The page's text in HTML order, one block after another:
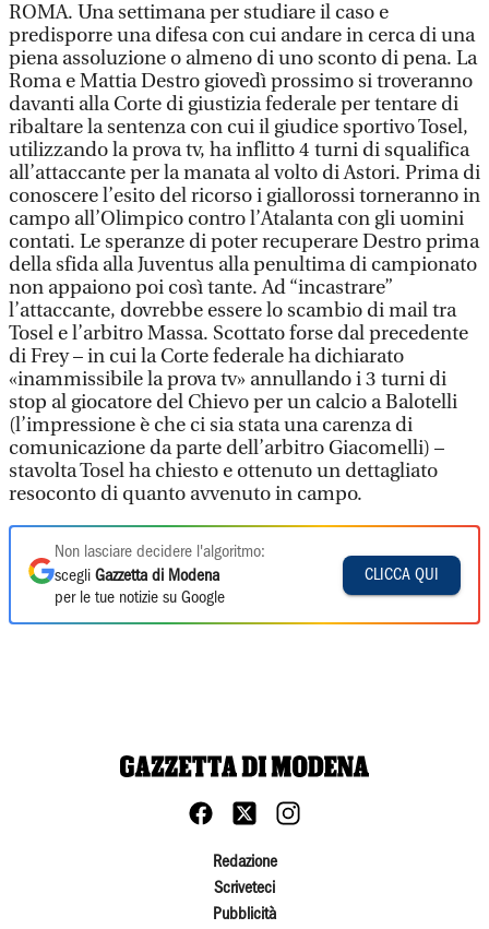
ROMA. Una settimana per studiare il caso e
predisporre una difesa con cui andare in cerca di una
piena assoluzione o almeno di uno sconto di pena. La
Roma e Mattia Destro giovedì prossimo si troveranno
davanti alla Corte di giustizia federale per tentare di
ribaltare la sentenza con cui il giudice sportivo Tosel,
utilizzando la prova tv, ha inflitto 4 turni di squalifica
all’attaccante per la manata al volto di Astori. Prima di
conoscere l’esito del ricorso i giallorossi torneranno in
campo all’Olimpico contro l’Atalanta con gli uomini
contati. Le speranze di poter recuperare Destro prima
della sfida alla Juventus alla penultima di campionato
non appaiono poi così tante. Ad “incastrare”
l’attaccante, dovrebbe essere lo scambio di mail tra
Tosel e l’arbitro Massa. Scottato forse dal precedente
di Frey – in cui la Corte federale ha dichiarato
«inammissibile la prova tv» annullando i 3 turni di
stop al giocatore del Chievo per un calcio a Balotelli
(l’impressione è che ci sia stata una carenza di
comunicazione da parte dell’arbitro Giacomelli) –
stavolta Tosel ha chiesto e ottenuto un dettagliato
resoconto di quanto avvenuto in campo.
Non lasciare decidere l'algoritmo:
scegli Gazzetta di Modena
per le tue notizie su Google
CLICCA QUI
Redazione
Scriveteci
Pubblicità